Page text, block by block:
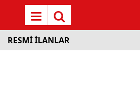
RESMİ İLANLAR